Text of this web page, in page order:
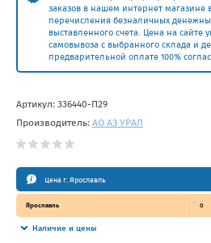
заказов в нашем интернет магазине
перечисления безналичных
выставленного счета. Цена на сайте
самовывоза с выбранного склада и
предварительной оплате 100%
Артикул: 336440-П29
Производитель: АО АЗ УРАЛ
Цена г. Ярославль
Ярославль 0
Наличие и цены